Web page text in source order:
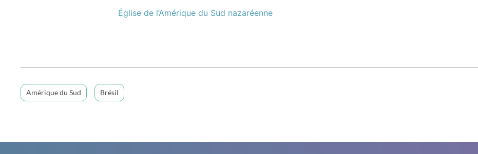
Église de l’Amérique du Sud nazaréenne
Amérique du Sud Brésil